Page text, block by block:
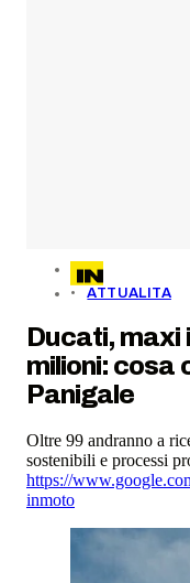
ATTUALITA
Ducati, maxi
milioni: cosa
Panigale
Oltre 99 andranno a
sostenibili e processi
https://
inmoto